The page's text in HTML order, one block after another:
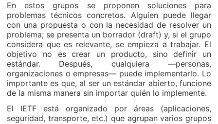
En estos grupos se proponen soluciones para
problemas técnicos concretos. Alguien puede llegar
con una propuesta o con la necesidad de resolver un
problema; se presenta un borrador (draft) y, si el grupo
considera que es relevante, se empieza a trabajar. El
objetivo no es crear un producto, sino definir un
estándar. Después, cualquiera —personas,
organizaciones o empresas— puede implementarlo. Lo
importante es que, al ser un estándar abierto, funcione
de la misma manera sin importar quién lo implemente.
El IETF está organizado por áreas (aplicaciones,
seguridad, transporte, etc.) que agrupan varios grupos